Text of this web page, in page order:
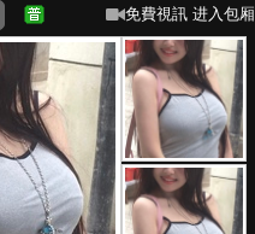
免費視訊 进入包厢